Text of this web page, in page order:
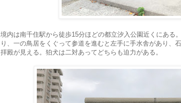
境内は南千住駅から徒歩15分ほどの都立汐入公園近くにある
り、一の鳥居をくぐって参道を進むと左手に手水舎があり、
拝殿が見える。狛犬は二対あってどちらも迫力がある。